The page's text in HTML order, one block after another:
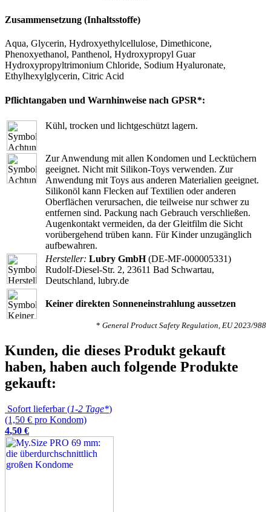
Zusammensetzung (Inhaltsstoffe)
Aqua, Glycerin, Hydroxyethylcellulose, Dimethicone,
Phenoxyethanol, Panthenol, Hydroxypropyl Guar
Hydroxypropyltrimonium Chloride, Sodium Hyaluronate,
Ethylhexylglycerin, Citric Acid
Pflichtangaben und Warnhinweise nach GPSR*:
Kühl, trocken und lichtgeschützt lagern.
Zur Anwendung mit allen Kondomen und Lecktüchern
geeignet. Nicht mit Silikon-Toys verwenden. Zur
Anwendung mit Toys aus anderen Materialien geeignet.
Silikonöl kann Flecken auf Textilien oder anderen
Oberflächen verursachen, die teilweise nur schwer zu
entfernen sind. Packung nach Gebrauch verschließen.
Augenkontakt vermeiden, da der Gleitfilm die Sicht
vorübergehend trüben kann. Für Kinder unzugänglich
aufbewahren.
Hersteller: Lubry GmbH(DE-MF-000005331)
Rudolf-Diesel-Str. 2, 23611 Bad Schwartau,
Deutschland, lubry.de
Keiner direkten Sonneneinstrahlung aussetzen
* General Product Safety Regulation, EU 2023/988
Kunden, die dieses Produkt gekauft
haben, haben auch folgende Produkte
gekauft:
Sofort lieferbar (1-2 Tage*)
(1,50 € pro Kondom)
4,50 €